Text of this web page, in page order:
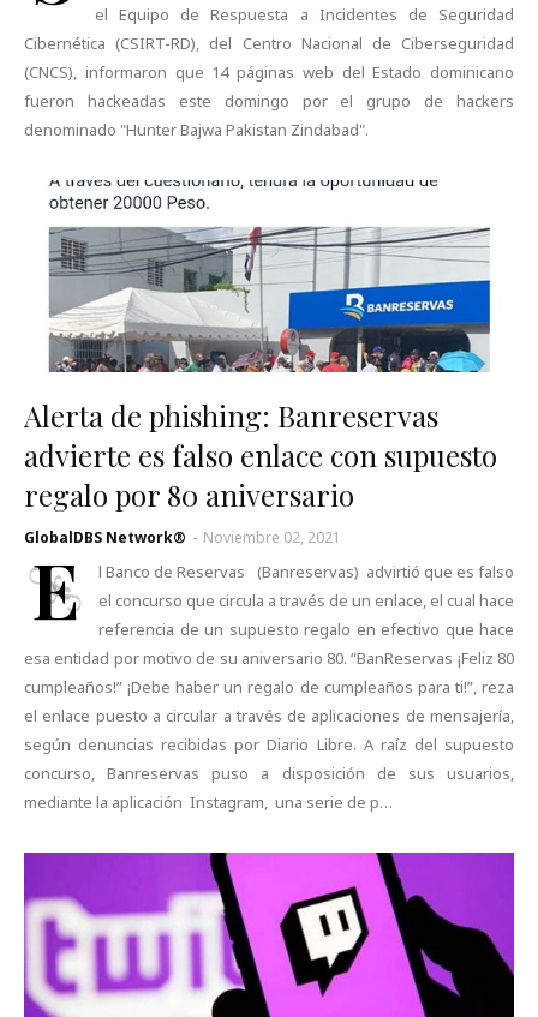
el Equipo de Respuesta a Incidentes de Seguridad
Cibernética (CSIRT-RD), del Centro Nacional de Ciberseguridad
(CNCS), informaron que 14 páginas web del Estado dominicano
fueron hackeadas este domingo por el grupo de hackers
denominado "Hunter Bajwa Pakistan Zindabad".
Alerta de phishing: Banreservas
advierte es falso enlace con supuesto
regalo por 80 aniversario
GlobalDBS Network® - Noviembre 02, 2021
E
l Banco de Reservas (Banreservas) advirtió que es falso
el concurso que circula a través de un enlace, el cual hace
referencia de un supuesto regalo en efectivo que hace
esa entidad por motivo de su aniversario 80. “BanReservas ¡Feliz 80
cumpleaños!” ¡Debe haber un regalo de cumpleaños para ti!”, reza
el enlace puesto a circular a través de aplicaciones de mensajería,
según denuncias recibidas por Diario Libre. A raíz del supuesto
concurso, Banreservas puso a disposición de sus usuarios,
mediante la aplicación Instagram, una serie de p…